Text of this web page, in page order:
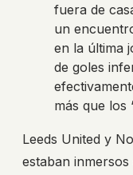
fuera de
un
en la última
de goles
más que los
Leeds United y
estaban